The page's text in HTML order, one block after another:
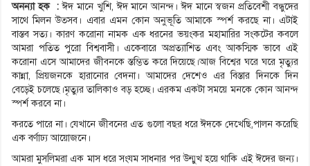
অনন্যা হক : ঈদ মানে খুশি, ঈদ মানে আনন্দ। ঈদ মানে স্বজন প্রতিবেশী বন্ধুদের
সাথে মিলন উত্সব। এবার এমন কোন অনুভূতি আমাকে স্পর্শ করছে না। এটাই
বাস্তব সত্য। কারণ করোনা নামক এক ধরনের ভয়ংকর মহামারির সংকটের কবলে
আমরা পতিত পুরো বিশ্ববাসী। একেবারে অপ্রত্যাশিত এবং আকস্মিক ভাবে এই
করোনা এসে আমাদের জীবনকে স্তম্ভিত করে দিয়েছে।আজ বিশ্বের ঘরে ঘরে মৃত্যুর
কান্না, প্রিয়জনকে হারানোর বেদনা। আমাদের দেশেও এর বিস্তার দিনকে দিন
বেড়েই চলেছে।মৃত্যুর তালিকাও বড় হচ্ছে। এরকম একটা সময়ে মনকে কোন আনন্দ
স্পর্শ করবে না।
করতে পারে না। যেখানে জীবনের এত গুলো বছর ধরে ঈদকে দেখেছি,পালন করেছি
এক বর্ণাঢ্য আয়োজনে।
আমরা মুসলিমরা এক মাস ধরে সংযম সাধনার পর উন্মুখ হয়ে থাকি এই ঈদের জন্য।